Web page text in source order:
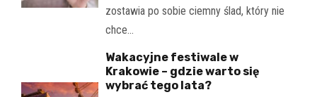
zostawia po sobie ciemny ślad, który nie
chce…
Wakacyjne festiwale w
Krakowie – gdzie warto się
wybrać tego lata?